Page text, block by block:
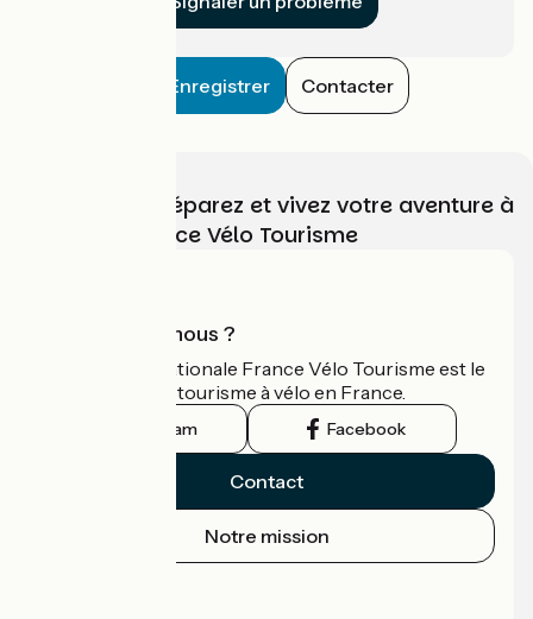
Enregistrer Contacter
Choisissez, préparez et vivez votre aventure à
vélo avec France Vélo Tourisme
Qui sommes-nous ?
L'association nationale France Vélo Tourisme est le
guide officiel du tourisme à vélo en France.
Instagram Facebook
Contact
Notre mission